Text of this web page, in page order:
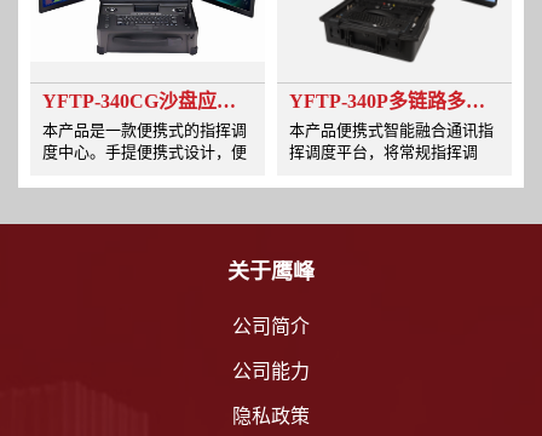
YFTP-340CG沙盘应急指挥箱
本产品是一款便携式的指挥调
度中心。手提便携式设计，便
体化，更直观掌握现场情况。
多种音视频、无线有线网络链
心互联，实现联动指挥。具有
传、无线MESH自组网模块、
合路由器、融合通讯模块、北
YFTP-340P多链路多屏指挥系统前置终端
本产品便携式智能融合通讯指
挥调度平台，将常规指挥调
关于鹰峰
公司简介
公司能力
隐私政策